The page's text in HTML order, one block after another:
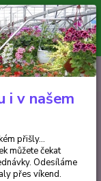
je 300 Kč.
můžete čekat
Objednávky
Hledat
0ks
za0 Kč
i v našem
přišly...
můžete čekat
Odesíláme
přes víkend.